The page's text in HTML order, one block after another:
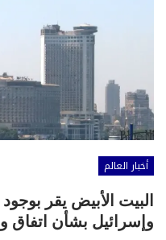
أخبار العالم
البيت الأبيض يقر
وإسرائيل بشأن اتفاق